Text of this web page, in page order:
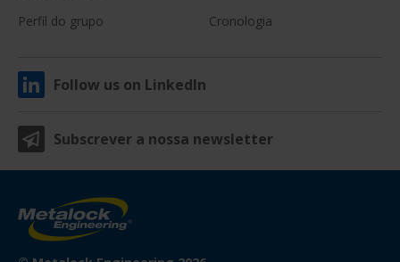
Perfil do grupo Cronologia
Follow us on LinkedIn
Subscrever a nossa newsletter